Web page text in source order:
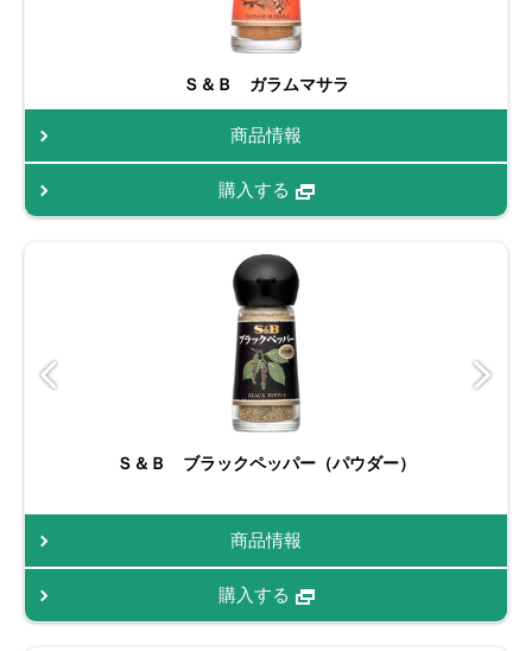
Ｓ＆Ｂ ガラムマサラ
商品情報
購入する
Ｓ＆Ｂ ブラックペッパー（パウダー）
商品情報
購入する